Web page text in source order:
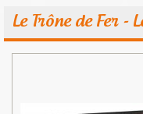
Le Trône de Fer -